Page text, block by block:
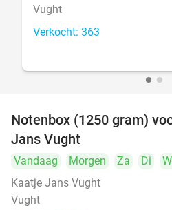
Vught
Verkocht: 363
Notenbox (1250 gram)
Jans Vught
Vandaag Morgen Za Di
Kaatje Jans Vught
Vught